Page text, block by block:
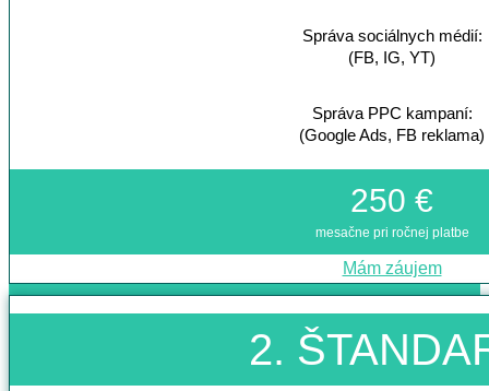
Správa sociálnych médií:
(FB, IG, YT)
Správa PPC kampaní:
(Google Ads, FB reklama)
250 €
mesačne pri ročnej platbe
Mám záujem
2.